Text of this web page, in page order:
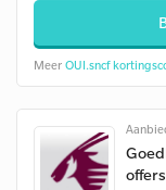
Meer OUI.sncf